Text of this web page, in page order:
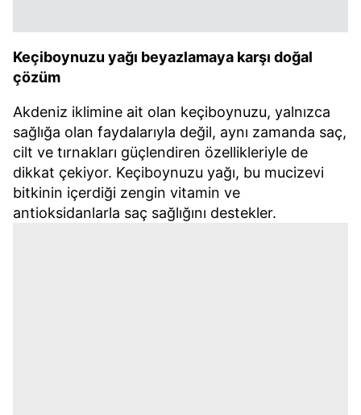
Keçiboynuzu yağı beyazlamaya karşı doğal
çözüm
Akdeniz iklimine ait olan keçiboynuzu, yalnızca
sağlığa olan faydalarıyla değil, aynı zamanda saç,
cilt ve tırnakları güçlendiren özellikleriyle de
dikkat çekiyor. Keçiboynuzu yağı, bu mucizevi
bitkinin içerdiği zengin vitamin ve
antioksidanlarla saç sağlığını destekler.